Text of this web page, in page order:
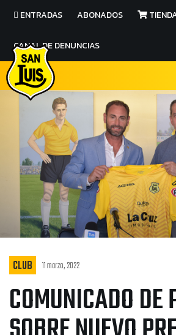
ENTRADAS ABONADOS
CANAL DE DENUNCIAS
CLUB 11 marzo, 2022
COMUNICADO DE